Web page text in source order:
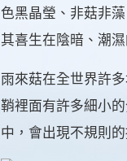
色黑晶瑩、非菇非
其喜生在陰暗、潮
雨來菇在全世界許
鞘裡面有許多細小
中，會出現不規則